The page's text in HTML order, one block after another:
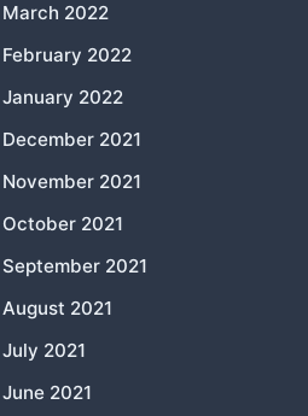
March 2022
February 2022
January 2022
December 2021
November 2021
October 2021
September 2021
August 2021
July 2021
June 2021